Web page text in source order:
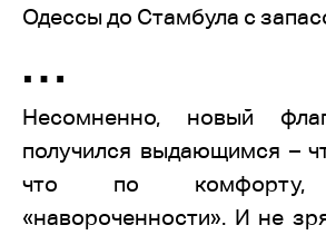
Одессы до Стамбула с
…
Несомненно, новый
получился выдающимся –
что по
«навороченности». И не